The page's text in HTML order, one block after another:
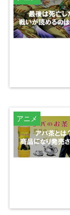
アニメ